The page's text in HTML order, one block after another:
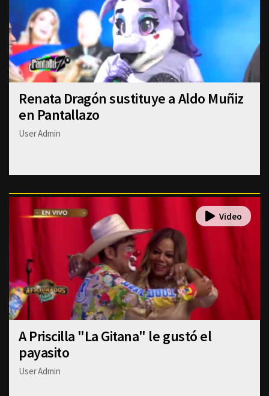
Renata Dragón sustituye a Aldo Muñiz
en Pantallazo
User Admin
A Priscilla "La Gitana" le gustó el
payasito
User Admin